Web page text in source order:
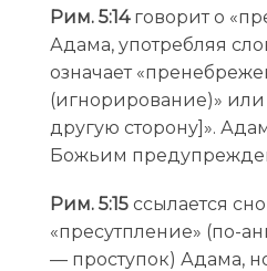
Рим. 5:14говорит о
Адама, употребляя
означает
(игнорирование)» или
другую сторону]».
Божьим
Рим. 5:15ссылается
«пресутпление» (по-
— проступок) Адама,